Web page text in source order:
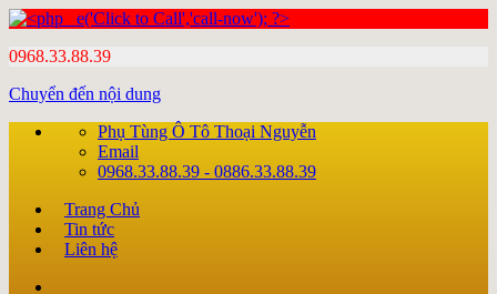
0968.33.88.39
Chuyển đến nội dung
Phụ Tùng Ô Tô Thoại Nguyễn
Email
0968.33.88.39 - 0886.33.88.39
Trang Chủ
Tin tức
Liên hệ